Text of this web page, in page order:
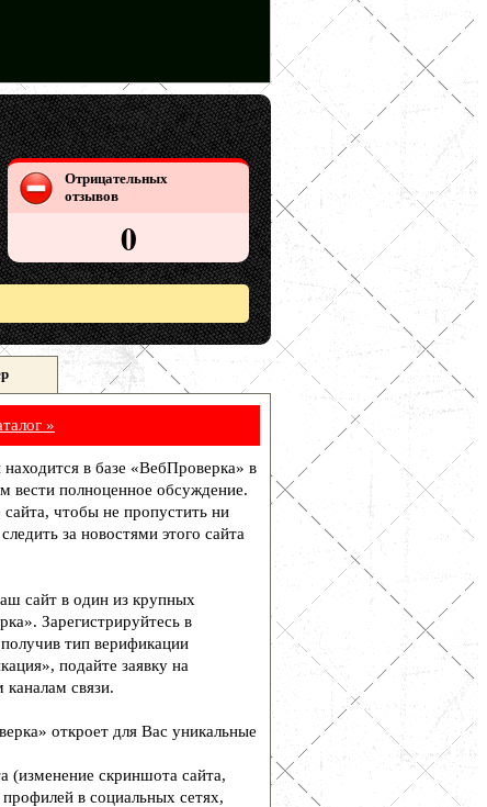
Отрицательных
отзывов
0
»
в базе «ВебПроверка» в
вести полноценное обсуждение.
чтобы не пропустить ни
за новостями этого сайта
сайт в один из крупных
Зарегистрируйтесь в
тип верификации
подайте заявку на
каналам связи.
откроет для Вас уникальные
(изменение скриншота сайта,
в социальных сетях,